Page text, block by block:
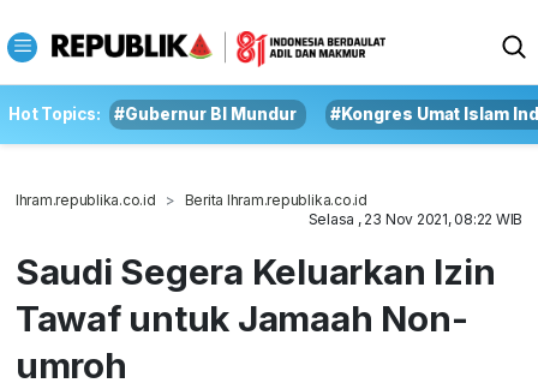
Hot Topics: #Gubernur BI Mundur #Kongres Umat Islam
Ihram.republika.co.id
Berita Ihram.republika.co.id
Selasa , 23 Nov 2021, 08:22 WIB
Saudi Segera Keluarkan Izin
Tawaf untuk Jamaah Non-
umroh